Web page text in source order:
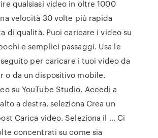
qualsiasi video in oltre 1000
velocità 30 volte più rapida
di qualità. Puoi caricare i video su
e semplici passaggi. Usa le
per caricare i tuoi video da
o da un dispositivo mobile.
su YouTube Studio. Accedi a
a destra, seleziona Crea un
Carica video. Seleziona il … Ci
concentrati su come sia